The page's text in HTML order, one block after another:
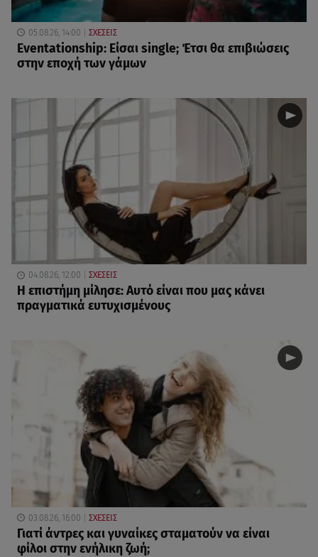
05.08.26, 14:00 ΣΧΕΣΕΙΣ
Eventationship: Είσαι single; Έτσι θα επιβιώσεις
στην εποχή των γάμων
04.08.26, 12:00 ΣΧΕΣΕΙΣ
Η επιστήμη μίλησε: Αυτό είναι που μας κάνει
πραγματικά ευτυχισμένους
03.08.26, 16:00 ΣΧΕΣΕΙΣ
Γιατί άντρες και γυναίκες σταματούν να είναι
φίλοι στην ενήλικη ζωή;